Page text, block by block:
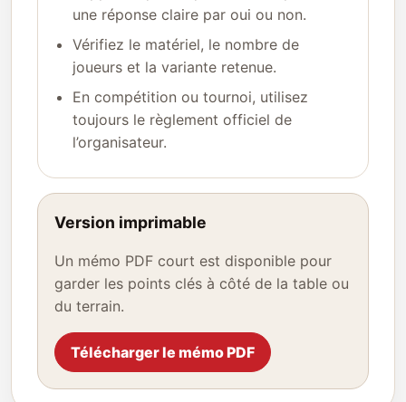
une réponse claire par oui ou non.
Vérifiez le matériel, le nombre de
joueurs et la variante retenue.
En compétition ou tournoi, utilisez
toujours le règlement officiel de
l’organisateur.
Version imprimable
Un mémo PDF court est disponible pour
garder les points clés à côté de la table ou
du terrain.
Télécharger le mémo PDF